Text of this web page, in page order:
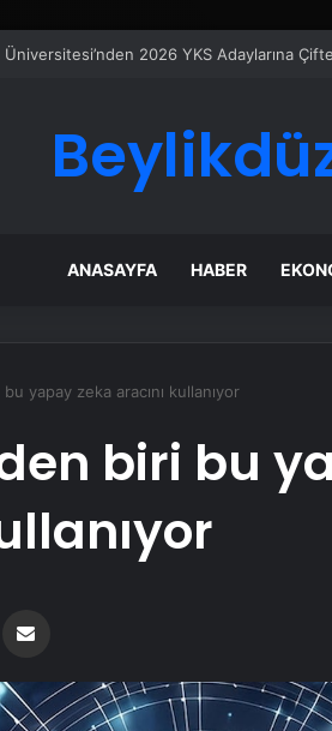
a car
ANASAYFA HABER
yapay zeka aracını kullanıyor
biri bu